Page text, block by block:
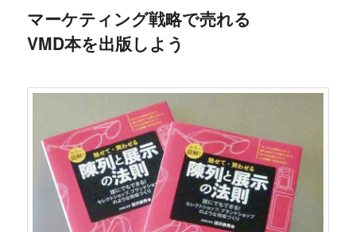
マーケティング戦略で売れる
VMD本を出版しよう